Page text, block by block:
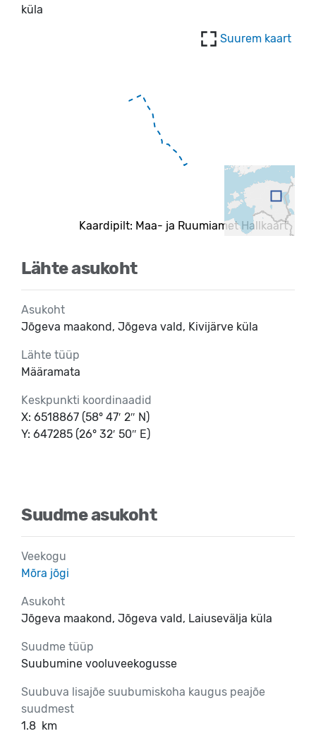
küla
Suurem kaart
Kaardipilt: Maa- ja Ruumiamet Hallkaart
Lähte asukoht
Asukoht
Jõgeva maakond, Jõgeva vald, Kivijärve küla
Lähte tüüp
Määramata
Keskpunkti koordinaadid
X: 6518867 (58° 47′ 2″ N)
Y: 647285 (26° 32′ 50″ E)
Suudme asukoht
Veekogu
Mõra jõgi
Asukoht
Jõgeva maakond, Jõgeva vald, Laiusevälja küla
Suudme tüüp
Suubumine vooluveekogusse
Suubuva lisajõe suubumiskoha kaugus peajõe
suudmest
1.8 km